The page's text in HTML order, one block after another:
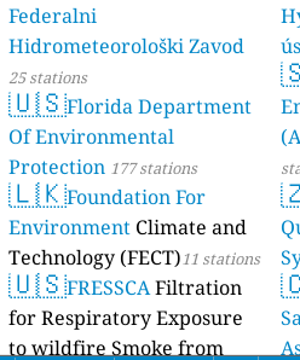
Federalni
Hidrometeorološki Zavod
25 stations
🇺🇸Florida Department
Of Environmental
Protection 177 stations
🇱🇰Foundation For
Environment Climate and
Technology (FECT)11 stations
🇺🇸FRESSCAFiltration
for Respiratory Exposure
to wildfire Smoke from